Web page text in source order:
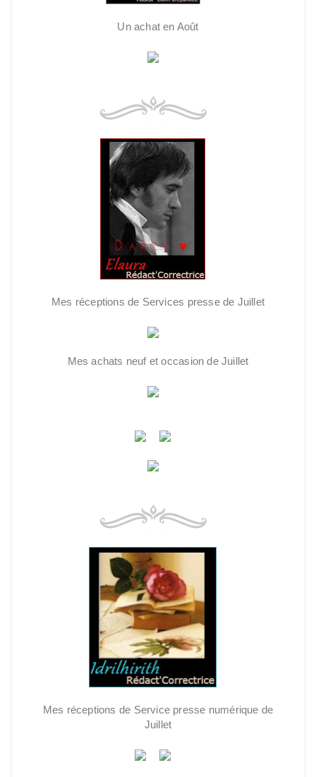
Un achat en Août
Mes réceptions de Services presse de Juillet
Mes achats neuf et occasion de Juillet
Mes réceptions de Service presse numérique de
Juillet